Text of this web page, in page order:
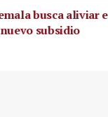
busca aliviar
subsidio